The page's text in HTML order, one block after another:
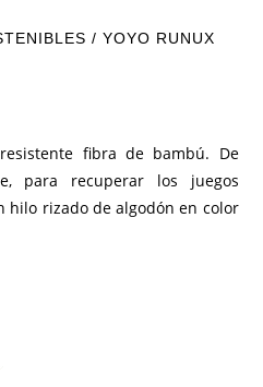
/ YOYO RUNUX
fibra de bambú. De
para recuperar los juegos
hilo rizado de algodón en color